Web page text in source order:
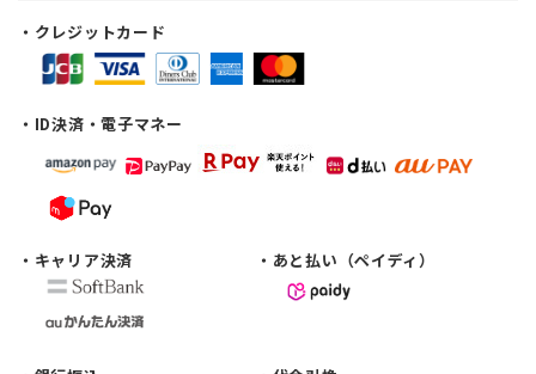
・クレジットカード
・ID決済・電子マネー
・キャリア決済 ・あと払い（ペイディ）